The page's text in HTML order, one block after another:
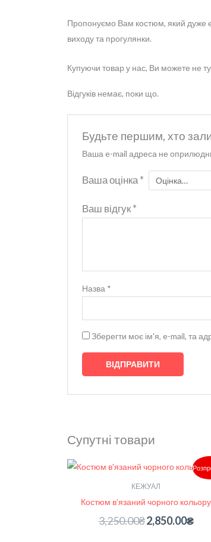
Пропонуємо Вам костюм, який дуже
виходу та прогулянки.
Купуючи товар у нас, Ви можете не
Відгуків немає, поки що.
Будьте першим, хто
Ваша e-mail адреса не
Ваша оцінка*
Ваш відгук*
Назва *
Зберегти моє ім'я, e-mail, та
Супутні товари
КЕЖУАЛ
Костюм в’язаний чорного кольору
3,250.00₴
Оригінальна
ціна:
3,250.00₴.
2,850.00₴
ціна: